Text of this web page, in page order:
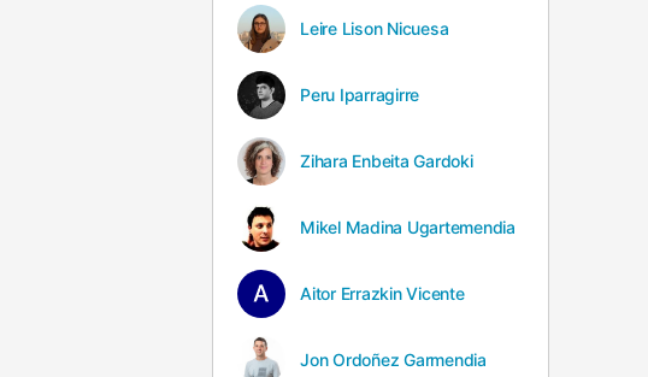
Leire Lison Nicuesa
Peru Iparragirre
Zihara Enbeita Gardoki
Mikel Madina Ugartemendia
Aitor Errazkin Vicente
Jon Ordoñez Garmendia